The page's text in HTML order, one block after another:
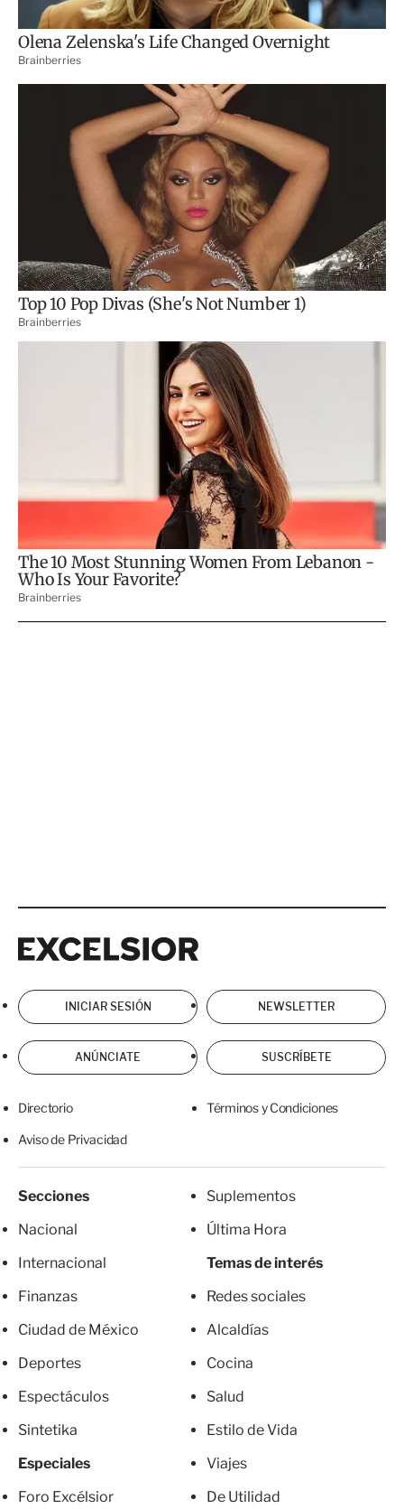
INICIAR SESIÓN NEWSLETTER
ANÚNCIATE SUSCRÍBETE
Directorio Términos y Condiciones
Aviso de Privacidad
Secciones
Nacional
Internacional
Finanzas
Ciudad de México
Deportes
Espectáculos
Sintetika
Especiales
Foro Excélsior
Suplementos
Última Hora
Temas de interés
Redes sociales
Alcaldías
Cocina
Salud
Estilo de Vida
Viajes
De Utilidad